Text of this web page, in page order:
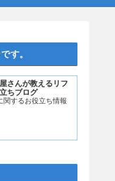
す。
さんが教えるリフ
ちブログ
関するお役立ち情報